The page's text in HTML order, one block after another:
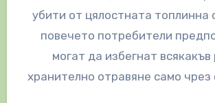
убити от цялостната топлинна
повечето потребители
могат да избегнат всякакъв
хранително отравяне само чрез